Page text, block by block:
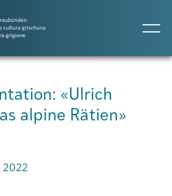
«Ulrich
alpine Rätien»
2022